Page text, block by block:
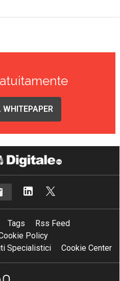
Tags
Rss Feed
Policy
Specialistici
Cookie Center